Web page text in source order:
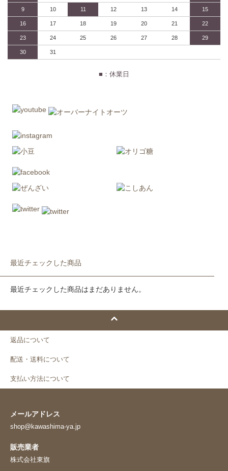
9 10 11 12 13 14 15
16 17 18 19 20 21 22
23 24 25 26 27 28 29
30 31
■：休業日
最近チェックした商品
最近チェックした商品はまだありません。
返品について
配送・送料について
支払い方法について
メールアドレス
shop@kawashima-ya.jp
販売業者
株式会社東旗